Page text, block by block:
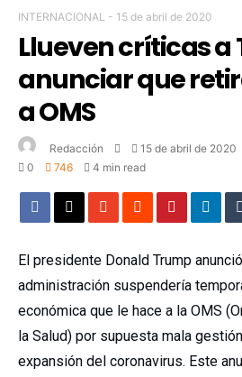
INTERNACIONAL - 15 de abril de 2020
Llueven críticas
anunciar que
a OMS
Redacción
15 de abril de 2020
0
746 4 min read
El presidente Donald Trump
administración suspendería
económica que le hace a la OMS
la Salud) por supuesta mala
expansión del coronavirus. Este